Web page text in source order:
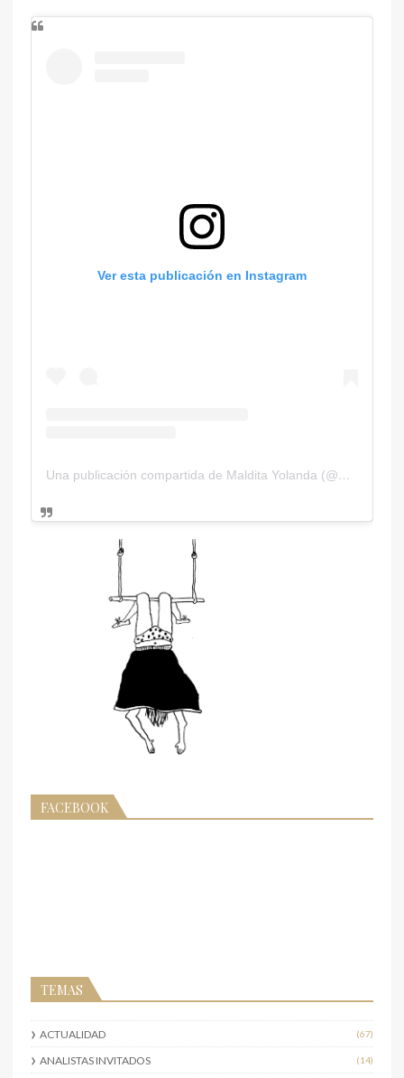
Ver esta publicación en Instagram
Una publicación compartida de Maldita Yolanda (@malditayolanda)
FACEBOOK
TEMAS
ACTUALIDAD (67)
ANALISTAS INVITADOS (14)